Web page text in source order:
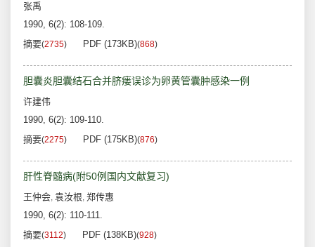
张禹
1990, 6(2): 108-109.
摘要(2735) PDF (173KB)(868)
胆囊炎胆囊结石合并脐瘘误诊为卵黄管囊肿感染一例
许建伟
1990, 6(2): 109-110.
摘要(2275) PDF (175KB)(876)
肝性脊髓病(附50例国内文献复习)
王仲会, 袁汝根, 郑传惠
1990, 6(2): 110-111.
摘要(3112) PDF (138KB)(928)